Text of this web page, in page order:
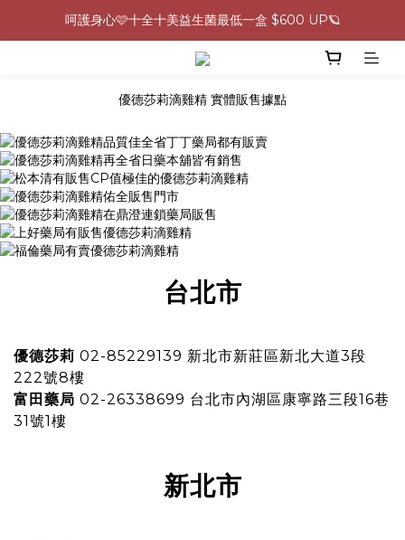
0805-0808指定商品滿$2000結帳88折💖
呵護身心🩷十全十美益生菌最低一盒 $600 UP🪐
生理期救星！暖宮調理組限時優惠✨
0805-0808指定商品滿$2000結帳88折💖
優德莎莉滴雞精 實體販售據點
台北市
優德莎莉 02-85229139 新北市新莊區新北大道3段
222號8樓
富田藥局 02-26338699 台北市內湖區康寧路三段16巷
31號1樓
新北市